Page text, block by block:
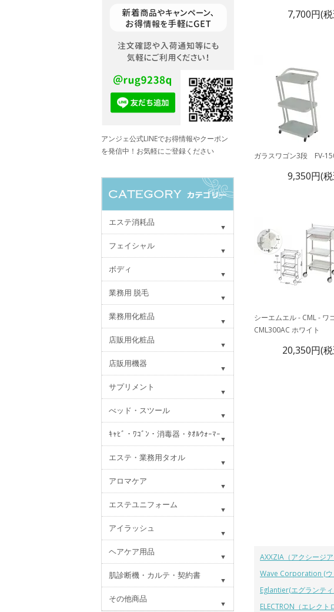
7,700円(
ガラスワゴン3段 FV-
9,350円(
シーエムエル - CML - ワ
CML300AC ホワイト
20,350円(
AXXZIA（アクシージア
Wave Corporation (ウ
Eglantier(エグランテ
ELECTRON（エレクト
アンジェ公式LINEでお得情報やクーポン
を発信中！お気軽にご登録ください
エステ消耗品
フェイシャル
ボディ
業務用 脱毛
業務用化粧品
店販用化粧品
店販用機器
サプリメント
べッド・スツール
ｷｬﾋﾞ・ﾜｺﾞﾝ・消毒器・ﾀｵﾙｳｫｰﾏｰ
エステ・業務用タオル
アロマケア
エステユニフォーム
アイラッシュ
ヘアケア用品
肌診断機・カルテ・契約書
その他商品